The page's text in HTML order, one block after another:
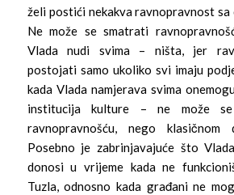
želi postići nekakva ravnopravnost sa
Ne može se smatrati
Vlada nudi svima – ništa, jer
postojati samo ukoliko svi imaju
kada Vlada namjerava svima
institucija kulture – ne može
ravnopravnošću, nego klasičnom
Posebno je zabrinjavajuće što
donosi u vrijeme kada ne
Tuzla, odnosno kada građani ne